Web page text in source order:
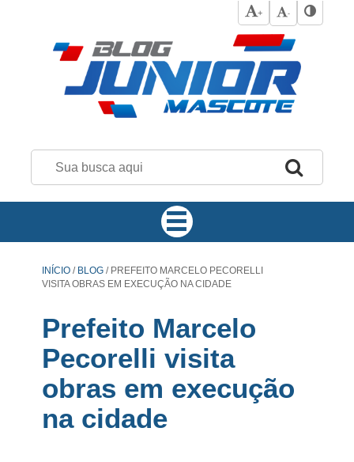
+ -
INÍCIO / BLOG /PREFEITO MARCELO PECORELLI
VISITA OBRAS EM EXECUÇÃO NA CIDADE
Prefeito Marcelo
Pecorelli visita
obras em execução
na cidade